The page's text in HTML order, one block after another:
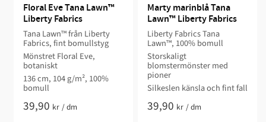
Floral Eve Tana Lawn™
Liberty Fabrics
Tana Lawn™ från Liberty
Fabrics, fint bomullstyg
Mönstret Floral Eve,
botaniskt
136 cm, 104 g/m², 100%
bomull
39,90 kr /dm
Marty marinblå Tana
Lawn™ Liberty Fabrics
Liberty Fabrics Tana
Lawn™, 100% bomull
Storskaligt
blomstermönster med
pioner
Silkeslen känsla och fint fall
39,90 kr /dm